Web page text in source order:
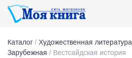
Каталог / Художественная литература
Зарубежная / Вестсайдская история